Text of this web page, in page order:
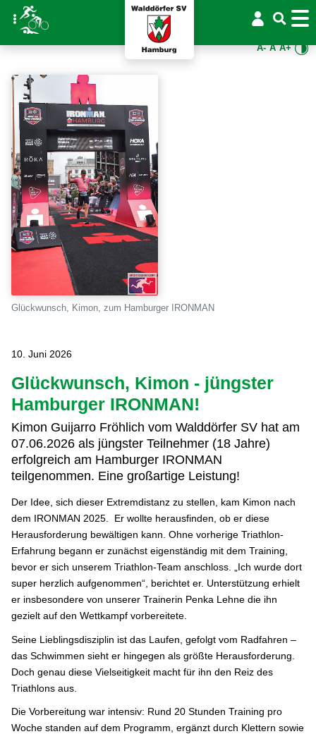
A- A A+
Glückwunsch, Kimon, zum Hamburger IRONMAN
10. Juni 2026
Glückwunsch, Kimon - jüngster
Hamburger IRONMAN!
Kimon Guijarro Fröhlich vom Walddörfer SV hat am
07.06.2026 als jüngster Teilnehmer (18 Jahre)
erfolgreich am Hamburger IRONMAN
teilgenommen. Eine großartige Leistung!
Der Idee, sich dieser Extremdistanz zu stellen, kam Kimon nach
dem IRONMAN 2025. Er wollte herausfinden, ob er diese
Herausforderung bewältigen kann. Ohne vorherige Triathlon-
Erfahrung begann er zunächst eigenständig mit dem Training,
bevor er sich unserem Triathlon-Team anschloss. „Ich wurde dort
super herzlich aufgenommen“, berichtet er. Unterstützung erhielt
er insbesondere von unserer Trainerin Penka Lehne die ihn
gezielt auf den Wettkampf vorbereitete.
Seine Lieblingsdisziplin ist das Laufen, gefolgt vom Radfahren –
das Schwimmen sieht er hingegen als größte Herausforderung.
Doch genau diese Vielseitigkeit macht für ihn den Reiz des
Triathlons aus.
Die Vorbereitung war intensiv: Rund 20 Stunden Training pro
Woche standen auf dem Programm, ergänzt durch Klettern sowie